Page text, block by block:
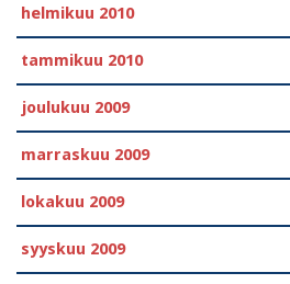
helmikuu 2010
tammikuu 2010
joulukuu 2009
marraskuu 2009
lokakuu 2009
syyskuu 2009